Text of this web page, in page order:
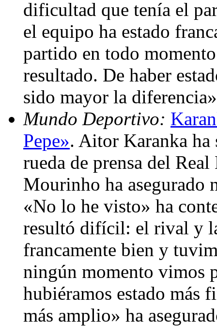
dificultad que tenía el
el equipo ha estado
partido en todo
resultado. De haber
sido mayor la
Mundo Deportivo:
Pepe». Aitor Karanka ha
rueda de prensa del
Mourinho ha asegurado
«No lo he visto» ha
resultó difícil: el rival y
francamente bien y
ningún momento vimos
hubiéramos estado más
más amplio» ha